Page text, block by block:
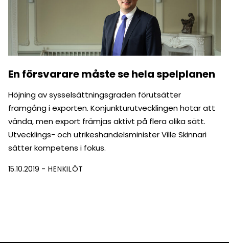
En försvarare måste se hela spelplanen
Höjning av sysselsättningsgraden förutsätter
framgång i exporten. Konjunkturutvecklingen hotar att
vända, men export främjas aktivt på flera olika sätt.
Utvecklings- och utrikeshandelsminister Ville Skinnari
sätter kompetens i fokus.
15.10.2019 HENKILÖT